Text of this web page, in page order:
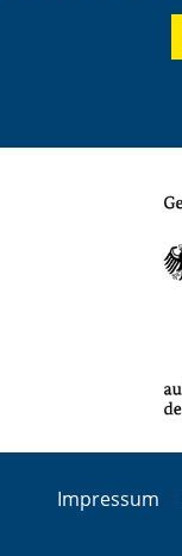
Impressum